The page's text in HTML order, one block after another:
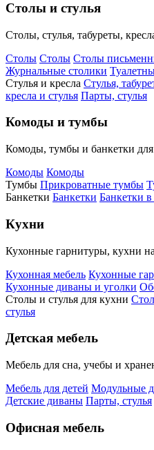
Столы и стулья
Столы, стулья, табуреты,
Столы Столы Столы
Журнальные столики
Стулья и кресла Стулья,
кресла и стулья Парты, стулья
Комоды и тумбы
Комоды, тумбы и банкетки
Комоды Комоды
Тумбы Прикроватные тумбы
Банкетки Банкетки Банкетки
Кухни
Кухонные гарнитуры, кухни
Кухонная мебель Кухонные
Кухонные диваны и уголки
Столы и стулья для кухни
стулья
Детская мебель
Мебель для сна, учебы и
Мебель для детей Модульные
Детские диваны Парты, стулья
Офисная мебель